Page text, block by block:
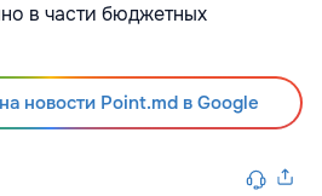
в части бюджетных
новости Point.md в Google